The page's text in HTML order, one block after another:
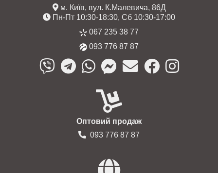
м. Київ, вул. К.Малевича, 86Д
Пн-Пт 10:30-18:30, Сб 10:30-17:00
067 235 38 77
093 776 87 87
Оптовий продаж
093 776 87 87